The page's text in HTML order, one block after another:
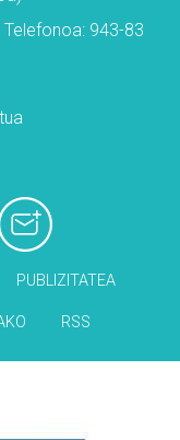
943-83
PUBLIZITATEA
RSS